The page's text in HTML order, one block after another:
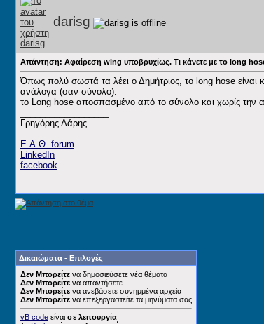
darisg
Απάντηση: Αφαίρεση wing υποβρυχίως. Τι κάνετε με το long
Όπως πολύ σωστά τα λέει ο Δημήτριος, το long hose είναι
ανάλογα (σαν σύνολο).
το Long hose αποσπασμένο από το σύνολο και χωρίς την
Γρηγόρης Δάρης
Ε.Α.Θ. forum
LinkedIn
facebook
Δικαιώματα - Επιλογές
Δεν Μπορείτε να δημοσιεύσετε νέα θέματα
Δεν Μπορείτε να απαντήσετε
Δεν Μπορείτε να ανεβάσετε συνημμένα αρχεία
Δεν Μπορείτε να επεξεργαστείτε τα μηνύματα σας
vB code είναι σε λειτουργία